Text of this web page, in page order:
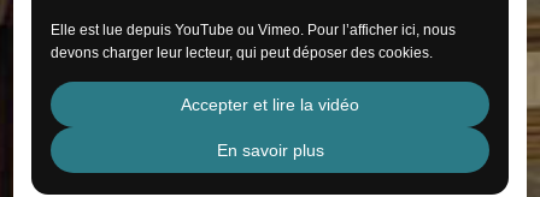
Elle est lue depuis YouTube ou Vimeo. Pour l’afficher ici, nous
devons charger leur lecteur, qui peut déposer des cookies.
Accepter et lire la vidéo
En savoir plus